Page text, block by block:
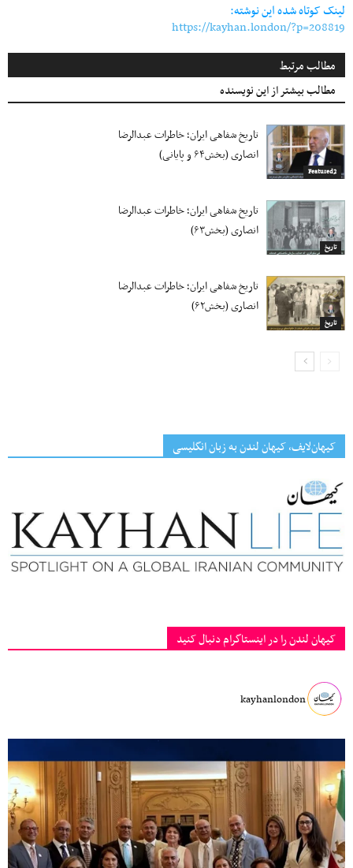
لینک کوتاه شده این نوشته:
https://kayhan.london/?p=208819
مطالب مرتبط
مطالب بیشتر از این نویسنده
Featured2
تاریخ شفاهی ایران؛ خاطرات عبدالرضا
انصاری (بخش۶۴ و پایانی)
تاریخ
تاریخ شفاهی ایران؛ خاطرات عبدالرضا
انصاری (بخش۶۳)
تاریخ
تاریخ شفاهی ایران؛ خاطرات عبدالرضا
انصاری (بخش۶۲)
کیهان‌لایف، کیهان لندن به زبان انگلیسی
کیهان لندن را در اینستاگرام دنبال کنید
kayhanlondon